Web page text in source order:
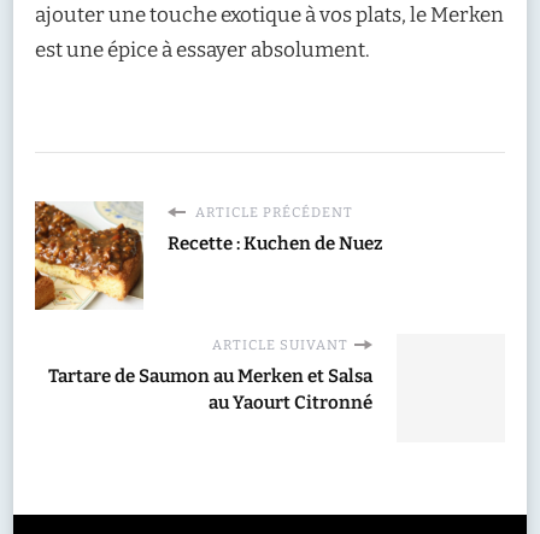
ajouter une touche exotique à vos plats, le Merken
est une épice à essayer absolument.
ARTICLE PRÉCÉDENT
Recette : Kuchen de Nuez
ARTICLE SUIVANT
Tartare de Saumon au Merken et Salsa
au Yaourt Citronné